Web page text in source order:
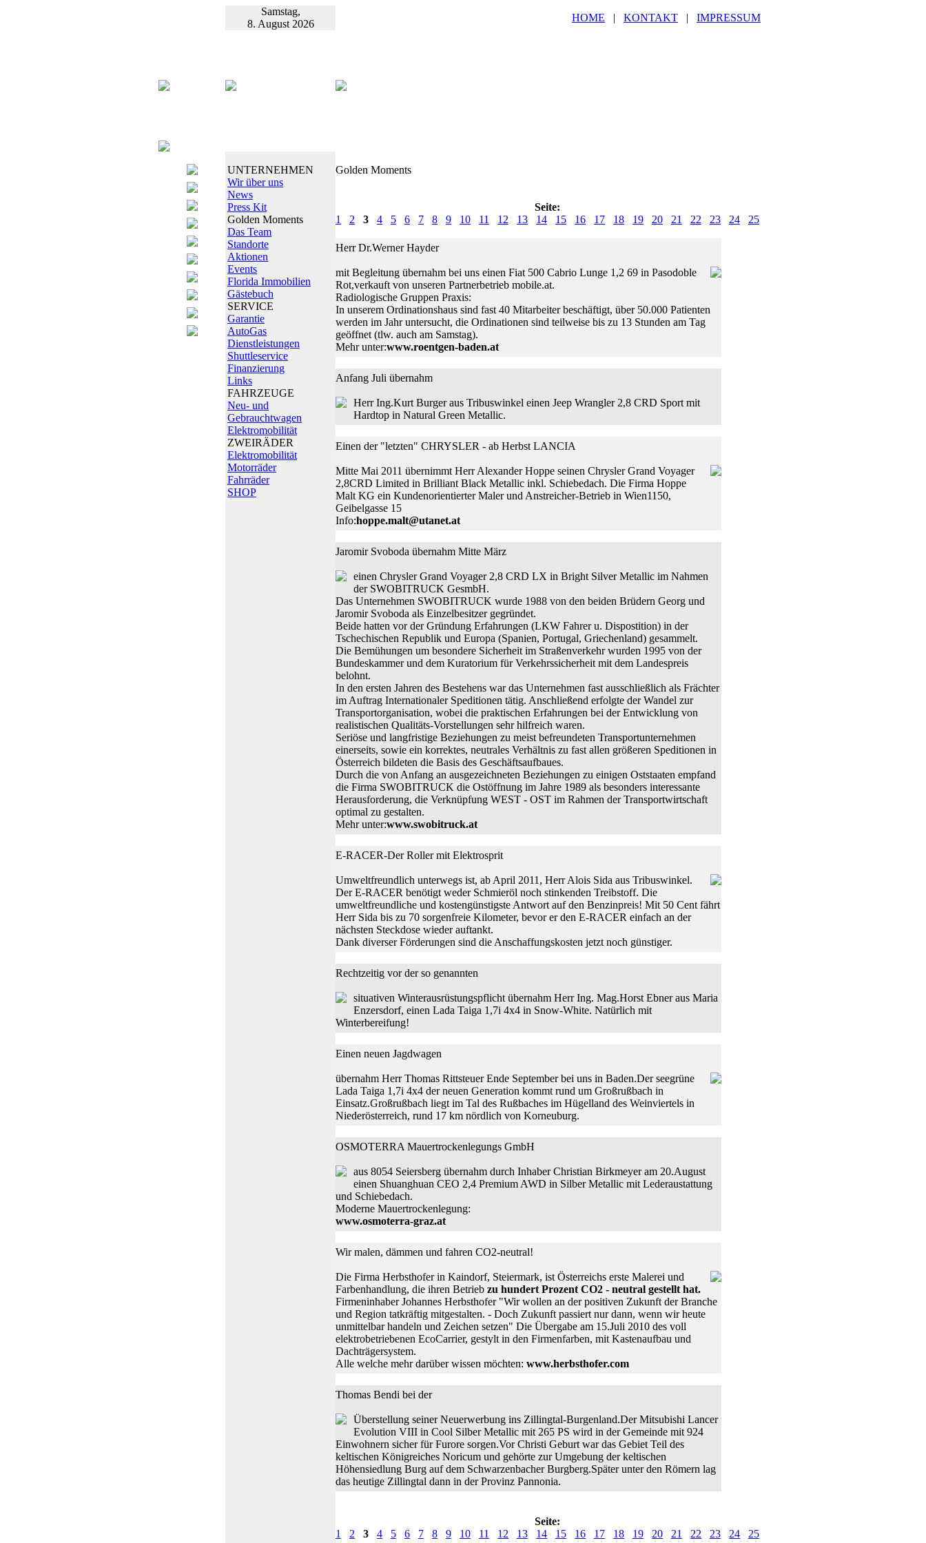
Samstag,
8. August 2026
HOME | KONTAKT | IMPRESSUM
UNTERNEHMEN
Wir über uns
News
Press Kit
Golden Moments
Das Team
Standorte
Aktionen
Events
Florida Immobilien
Gästebuch
SERVICE
Garantie
AutoGas
Dienstleistungen
Shuttleservice
Finanzierung
Links
FAHRZEUGE
Neu- und
Gebrauchtwagen
Elektromobilität
ZWEIRÄDER
Elektromobilität
Motorräder
Fahrräder
SHOP
Golden Moments
Seite:
1
2 3 4 5 6 7 8 9 10 11 12 13 14 15 16 17 18 19 20 21 22 23 24 25
Herr Dr.Werner Hayder
mit Begleitung übernahm bei uns einen Fiat 500 Cabrio Lunge 1,2 69 in Pasodoble
Rot,verkauft von unseren Partnerbetrieb mobile.at.
Radiologische Gruppen Praxis:
In unserem Ordinationshaus sind fast 40 Mitarbeiter beschäftigt, über 50.000 Patienten
werden im Jahr untersucht, die Ordinationen sind teilweise bis zu 13 Stunden am Tag
geöffnet (tlw. auch am Samstag).
Mehr unter:www.roentgen-baden.at
Anfang Juli übernahm
Herr Ing.Kurt Burger aus Tribuswinkel einen Jeep Wrangler 2,8 CRD Sport mit
Hardtop in Natural Green Metallic.
Einen der "letzten" CHRYSLER - ab Herbst LANCIA
Mitte Mai 2011 übernimmt Herr Alexander Hoppe seinen Chrysler Grand Voyager
2,8CRD Limited in Brilliant Black Metallic inkl. Schiebedach. Die Firma Hoppe
Malt KG ein Kundenorientierter Maler und Anstreicher-Betrieb in Wien1150,
Geibelgasse 15
Info:hoppe.malt@utanet.at
Jaromir Svoboda übernahm Mitte März
einen Chrysler Grand Voyager 2,8 CRD LX in Bright Silver Metallic im Nahmen
der SWOBITRUCK GesmbH.
Das Unternehmen SWOBITRUCK wurde 1988 von den beiden Brüdern Georg und
Jaromir Svoboda als Einzelbesitzer gegründet.
Beide hatten vor der Gründung Erfahrungen (LKW Fahrer u. Dispostition) in der
Tschechischen Republik und Europa (Spanien, Portugal, Griechenland) gesammelt.
Die Bemühungen um besondere Sicherheit im Straßenverkehr wurden 1995 von der
Bundeskammer und dem Kuratorium für Verkehrssicherheit mit dem Landespreis
belohnt.
In den ersten Jahren des Bestehens war das Unternehmen fast ausschließlich als Frächter
im Auftrag Internationaler Speditionen tätig. Anschließend erfolgte der Wandel zur
Transportorganisation, wobei die praktischen Erfahrungen bei der Entwicklung von
realistischen Qualitäts-Vorstellungen sehr hilfreich waren.
Seriöse und langfristige Beziehungen zu meist befreundeten Transportunternehmen
einerseits, sowie ein korrektes, neutrales Verhältnis zu fast allen größeren Speditionen in
Österreich bildeten die Basis des Geschäftsaufbaues.
Durch die von Anfang an ausgezeichneten Beziehungen zu einigen Oststaaten empfand
die Firma SWOBITRUCK die Ostöffnung im Jahre 1989 als besonders interessante
Herausforderung, die Verknüpfung WEST - OST im Rahmen der Transportwirtschaft
optimal zu gestalten.
Mehr unter:www.swobitruck.at
E-RACER-Der Roller mit Elektrosprit
Umweltfreundlich unterwegs ist, ab April 2011, Herr Alois Sida aus Tribuswinkel.
Der E-RACER benötigt weder Schmieröl noch stinkenden Treibstoff. Die
umweltfreundliche und kostengünstigste Antwort auf den Benzinpreis! Mit 50 Cent fährt
Herr Sida bis zu 70 sorgenfreie Kilometer, bevor er den E-RACER einfach an der
nächsten Steckdose wieder auftankt.
Dank diverser Förderungen sind die Anschaffungskosten jetzt noch günstiger.
Rechtzeitig vor der so genannten
situativen Winterausrüstungspflicht übernahm Herr Ing. Mag.Horst Ebner aus Maria
Enzersdorf, einen Lada Taiga 1,7i 4x4 in Snow-White. Natürlich mit
Winterbereifung!
Einen neuen Jagdwagen
übernahm Herr Thomas Rittsteuer Ende September bei uns in Baden.Der seegrüne
Lada Taiga 1,7i 4x4 der neuen Generation kommt rund um Großrußbach in
Einsatz.Großrußbach liegt im Tal des Rußbaches im Hügelland des Weinviertels in
Niederösterreich, rund 17 km nördlich von Korneuburg.
OSMOTERRA Mauertrockenlegungs GmbH
aus 8054 Seiersberg übernahm durch Inhaber Christian Birkmeyer am 20.August
einen Shuanghuan CEO 2,4 Premium AWD in Silber Metallic mit Lederaustattung
und Schiebedach.
Moderne Mauertrockenlegung:
www.osmoterra-graz.at
Wir malen, dämmen und fahren CO2-neutral!
Die Firma Herbsthofer in Kaindorf, Steiermark, ist Österreichs erste Malerei und
Farbenhandlung, die ihren Betrieb zu hundert Prozent CO2 - neutral gestellt hat.
Firmeninhaber Johannes Herbsthofer "Wir wollen an der positiven Zukunft der Branche
und Region tatkräftig mitgestalten. - Doch Zukunft passiert nur dann, wenn wir heute
unmittelbar handeln und Zeichen setzen" Die Übergabe am 15.Juli 2010 des voll
elektrobetriebenen EcoCarrier, gestylt in den Firmenfarben, mit Kastenaufbau und
Dachträgersystem.
Alle welche mehr darüber wissen möchten: www.herbsthofer.com
Thomas Bendi bei der
Überstellung seiner Neuerwerbung ins Zillingtal-Burgenland.Der Mitsubishi Lancer
Evolution VIII in Cool Silber Metallic mit 265 PS wird in der Gemeinde mit 924
Einwohnern sicher für Furore sorgen.Vor Christi Geburt war das Gebiet Teil des
keltischen Königreiches Noricum und gehörte zur Umgebung der keltischen
Höhensiedlung Burg auf dem Schwarzenbacher Burgberg.Später unter den Römern lag
das heutige Zillingtal dann in der Provinz Pannonia.
Seite:
1
2 3 4 5 6 7 8 9 10 11 12 13 14 15 16 17 18 19 20 21 22 23 24 25